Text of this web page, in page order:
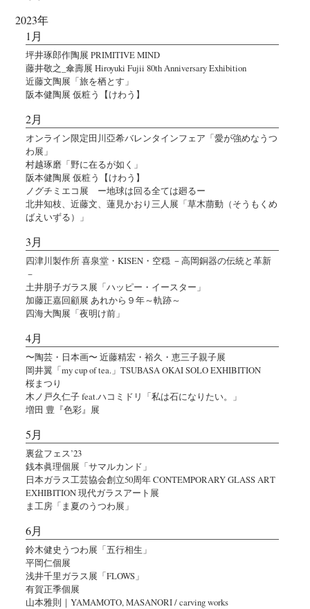
2023年
1月
坪井琢郎作陶展 PRIMITIVE MIND
藤井敬之_傘壽展 Hiroyuki Fujii 80th Anniversary Exhibition
近藤文陶展「旅を栖とす」
阪本健陶展 仮粧う【けわう】
2月
オンライン限定田川亞希バレンタインフェア「愛が強めなうつ
わ展」
村越琢磨「野に在るが如く」
阪本健陶展 仮粧う【けわう】
ノグチミエコ展 ー地球は回る全ては廻るー
北井知枝、近藤文、蓮見かおり三人展「草木萠動（そうもくめ
ばえいずる）」
3月
四津川製作所 喜泉堂・KISEN・空穏 －高岡銅器の伝統と革新
－
土井朋子ガラス展「ハッピー・イースター」
加藤正嘉回顧展 あれから９年～軌跡～
四海大陶展「夜明け前」
4月
〜陶芸・日本画〜 近藤精宏・裕久・恵三子親子展
岡井翼「my cup of tea.」TSUBASA OKAI SOLO EXHIBITION
桜まつり
木ノ戸久仁子 feat.ハコミドリ「私は石になりたい。」
増田 豊『色彩』展
5月
裏盆フェス’23
銭本眞理個展「サマルカンド」
日本ガラス工芸協会創立50周年 CONTEMPORARY GLASS ART
EXHIBITION 現代ガラスアート展
ま工房「ま夏のうつわ展」
6月
鈴木健史うつわ展「五行相生」
平岡仁個展
浅井千里ガラス展「FLOWS」
有賀正季個展
山本雅則｜YAMAMOTO, MASANORI / carving works